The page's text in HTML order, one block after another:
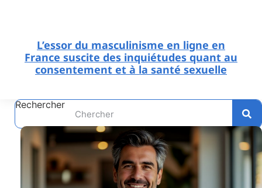
L’essor du masculinisme en ligne en
France suscite des inquiétudes quant au
consentement et à la santé sexuelle
Rechercher